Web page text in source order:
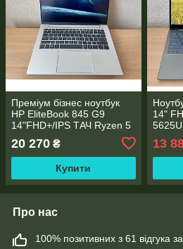
Преміум бізнес ноутбук
HP EliteBook 845 G9
14"FHD+/IPS ТАЧ Ryzen 5
DDR5/512 SSD
NVME/AMD Radeon
660M/Type-C PD
20 270 ₴
Купити
14"
SSD
7/
13
Про нас
100% позитивних з 61 відгука за